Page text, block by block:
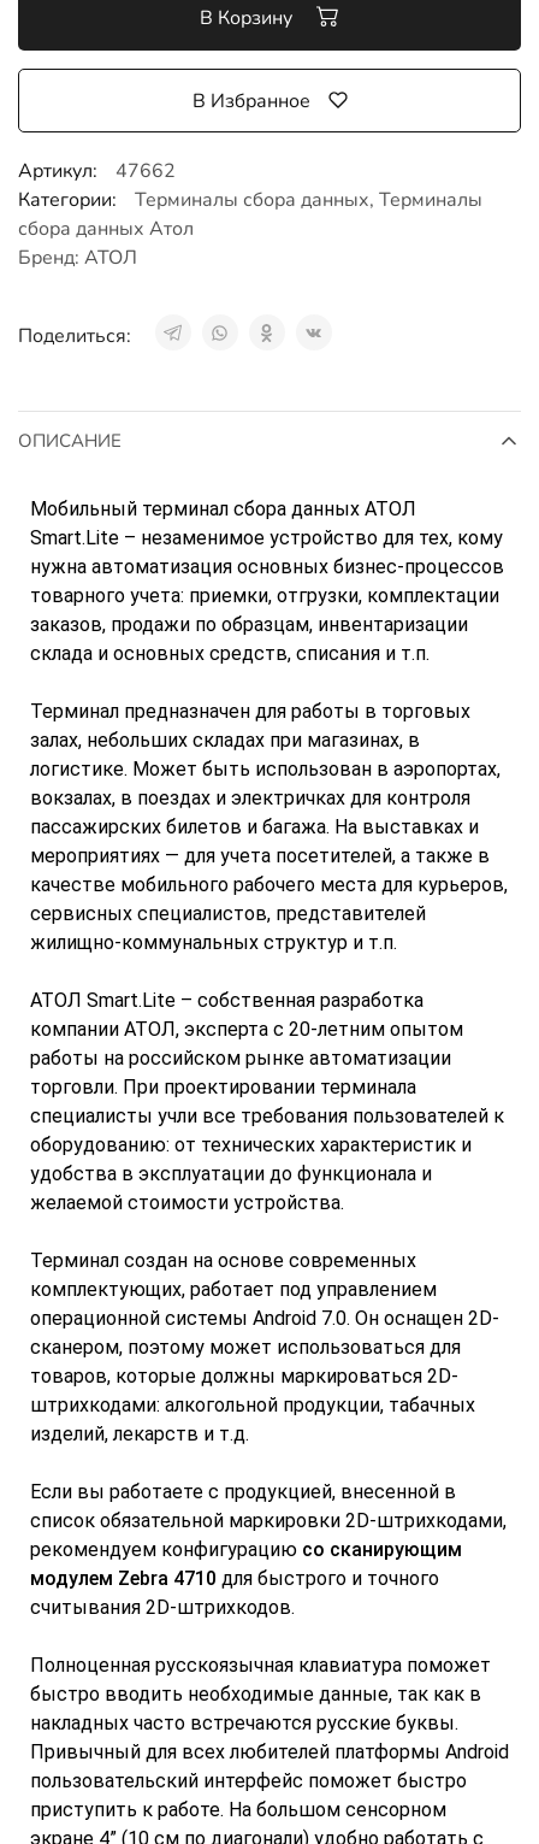
В Корзину
В Избранное
Артикул:
47662
Категории:
Терминалы сбора данных, Терминалы
сбора данных Атол
Бренд: АТОЛ
Поделиться:
ОПИСАНИЕ
Мобильный терминал сбора данных АТОЛ
Smart.Lite – незаменимое устройство для тех, кому
нужна автоматизация основных бизнес-процессов
товарного учета: приемки, отгрузки, комплектации
заказов, продажи по образцам, инвентаризации
склада и основных средств, списания и т.п.
Терминал предназначен для работы в торговых
залах, небольших складах при магазинах, в
логистике. Может быть использован в аэропортах,
вокзалах, в поездах и электричках для контроля
пассажирских билетов и багажа. На выставках и
мероприятиях — для учета посетителей, а также в
качестве мобильного рабочего места для курьеров,
сервисных специалистов, представителей
жилищно-коммунальных структур и т.п.
АТОЛ Smart.Lite – собственная разработка
компании АТОЛ, эксперта с 20-летним опытом
работы на российском рынке автоматизации
торговли. При проектировании терминала
специалисты учли все требования пользователей к
оборудованию: от технических характеристик и
удобства в эксплуатации до функционала и
желаемой стоимости устройства.
Терминал создан на основе современных
комплектующих, работает под управлением
операционной системы Android 7.0. Он оснащен 2D-
сканером, поэтому может использоваться для
товаров, которые должны маркироваться 2D-
штрихкодами: алкогольной продукции, табачных
изделий, лекарств и т.д.
Если вы работаете с продукцией, внесенной в
список обязательной маркировки 2D-штрихкодами,
рекомендуем конфигурацию со сканирующим
модулем Zebra 4710 для быстрого и точного
считывания 2D-штрихкодов.
Полноценная русскоязычная клавиатура поможет
быстро вводить необходимые данные, так как в
накладных часто встречаются русские буквы.
Привычный для всех любителей платформы Android
пользовательский интерфейс поможет быстро
приступить к работе. На большом сенсорном
экране 4” (10 см по диагонали) удобно работать с